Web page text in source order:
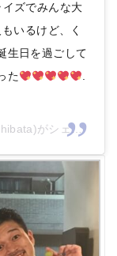
ズでみんな大
いるけど、く
生日を過ごして
た
.
シェアした投稿 –